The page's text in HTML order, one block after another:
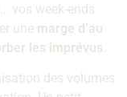
vos week-ends
une marge d’au
les imprévus
des volumes